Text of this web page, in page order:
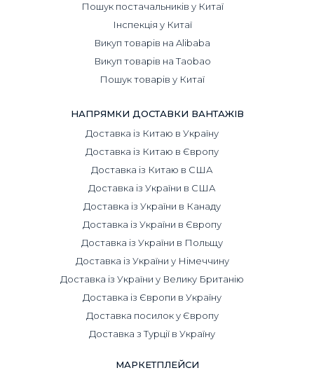
Пошук постачальників у Китаї
Інспекція у Китаї
Викуп товарів на Alibaba
Викуп товарів на Taobao
Пошук товарів у Китаї
НАПРЯМКИ ДОСТАВКИ ВАНТАЖІВ
Доставка із Китаю в Україну
Доставка із Китаю в Європу
Доставка із Китаю в США
Доставка із України в США
Доставка із України в Канаду
Доставка із України в Європу
Доставка із України в Польщу
Доставка із України у Німеччину
Доставка із України у Велику Британію
Доставка із Європи в Україну
Доставка посилок у Європу
Доставка з Турції в Україну
МАРКЕТПЛЕЙСИ